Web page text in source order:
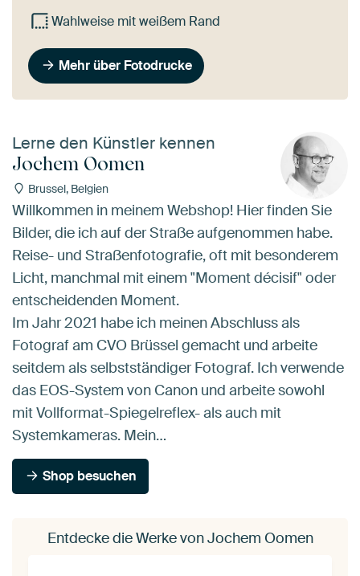
Wahlweise mit weißem Rand
Mehr über Fotodrucke
Lerne den Künstler kennen
Jochem Oomen
Brussel, Belgien
Willkommen in meinem Webshop! Hier finden Sie
Bilder, die ich auf der Straße aufgenommen habe.
Reise- und Straßenfotografie, oft mit besonderem
Licht, manchmal mit einem "Moment décisif" oder
entscheidenden Moment.
Im Jahr 2021 habe ich meinen Abschluss als
Fotograf am CVO Brüssel gemacht und arbeite
seitdem als selbstständiger Fotograf. Ich verwende
das EOS-System von Canon und arbeite sowohl
mit Vollformat-Spiegelreflex- als auch mit
Systemkameras. Mein…
Shop besuchen
Entdecke die Werke von Jochem Oomen